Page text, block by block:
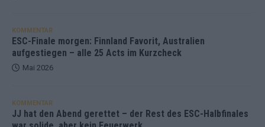
KOMMENTAR
ESC-Finale morgen: Finnland Favorit, Australien
aufgestiegen – alle 25 Acts im Kurzcheck
Mai 2026
KOMMENTAR
JJ hat den Abend gerettet – der Rest des ESC-Halbfinales